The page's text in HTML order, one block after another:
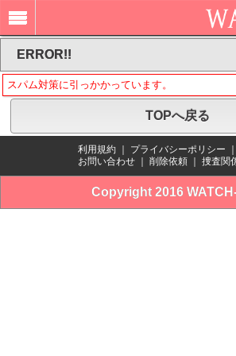
ERROR!!
スパム対策に引っかかっています。
TOPへ戻る
利用規約 プライバシーポリシー
お問い合わせ
削除依頼 捜査関
Copyright 2016